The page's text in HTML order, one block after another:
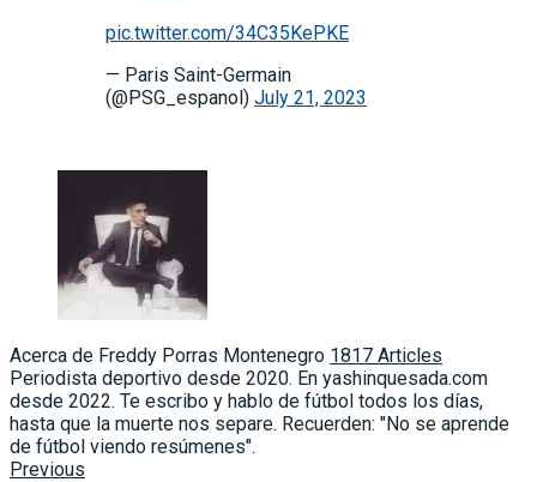
pic.twitter.com/34C35KePKE
— Paris Saint-Germain
(@PSG_espanol) July 21, 2023
Acerca de Freddy Porras Montenegro 1817 Articles
Periodista deportivo desde 2020. En yashinquesada.com
desde 2022. Te escribo y hablo de fútbol todos los días,
hasta que la muerte nos separe. Recuerden: "No se aprende
de fútbol viendo resúmenes".
Previous